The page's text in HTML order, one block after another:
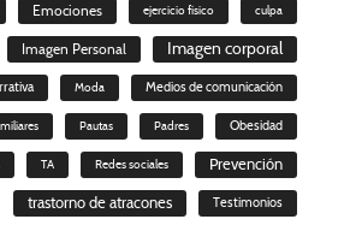
culpa
ejercicio físico
Emociones
Imagen corporal
Imagen Personal
Medios de comunicación
Moda
Obesidad
Padres
Pautas
Prevención
Redes sociales
TA
Testimonios
trastorno de atracones